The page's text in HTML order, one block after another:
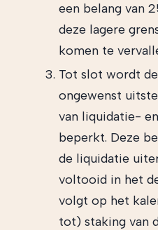
een belang van
deze lagere
komen te
Tot slot wordt
ongewenst
van liquidatie-
beperkt. Deze
de liquidatie
voltooid in het
volgt op het
tot) staking van